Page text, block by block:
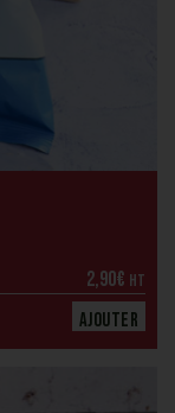
2,90€ HT
Ajouter